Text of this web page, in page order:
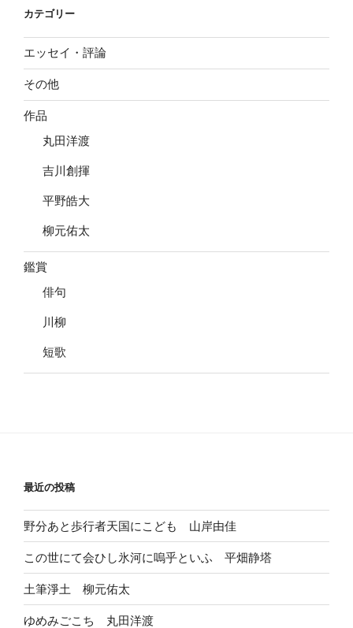
カテゴリー
エッセイ・評論
その他
作品
丸田洋渡
吉川創揮
平野皓大
柳元佑太
鑑賞
俳句
川柳
短歌
最近の投稿
野分あと歩行者天国にこども 山岸由佳
この世にて会ひし氷河に嗚乎といふ 平畑静塔
土筆淨土 柳元佑太
ゆめみごこち 丸田洋渡